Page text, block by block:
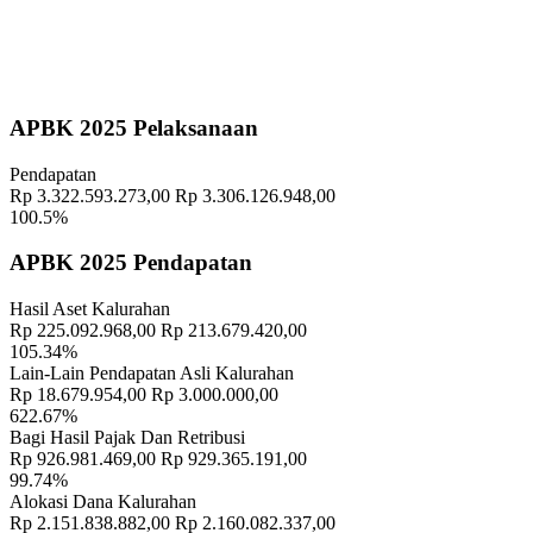
APBK 2025 Pelaksanaan
Pendapatan
Rp 3.322.593.273,00 Rp 3.306.126.948,00
100.5%
APBK 2025 Pendapatan
Hasil Aset Kalurahan
Rp 225.092.968,00 Rp 213.679.420,00
105.34%
Lain-Lain Pendapatan Asli Kalurahan
Rp 18.679.954,00 Rp 3.000.000,00
622.67%
Bagi Hasil Pajak Dan Retribusi
Rp 926.981.469,00 Rp 929.365.191,00
99.74%
Alokasi Dana Kalurahan
Rp 2.151.838.882,00 Rp 2.160.082.337,00